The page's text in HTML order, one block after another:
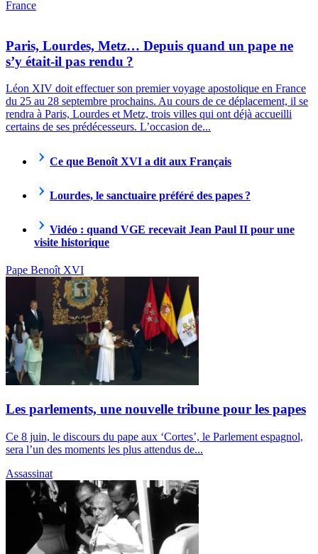
France
Paris, Lourdes, Metz… Depuis quand un pape ne
s’y était-il pas rendu ?
Léon XIV doit effectuer son premier voyage apostolique en France
du 25 au 28 septembre prochains. Au cours de ce déplacement, il se
rendra à Paris, Lourdes et Metz, trois villes qui ont déjà accueilli
certains de ses prédécesseurs. L’occasion de...
Ce que Benoît XVI a dit aux Français
Lourdes, le sanctuaire préféré des papes ?
Vidéo : quand VGE recevait Jean Paul II pour une
visite historique
Pape Benoît XVI
Les parlements, une nouvelle tribune pour les papes
Ce 8 juin, le discours du pape aux ‘Cortes’, le Parlement espagnol,
sera l’un des moments les plus attendus de...
Assassinat